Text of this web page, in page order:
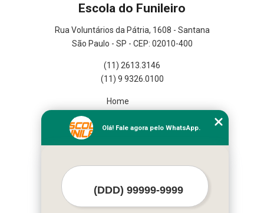
Escola do Funileiro
Rua Voluntários da Pátria, 1608 - Santana
São Paulo - SP - CEP: 02010-400
(11) 2613.3146
(11) 9 9326.0100
Home
Missão
Mapa do site
Olá! Fale agora pelo WhatsApp.